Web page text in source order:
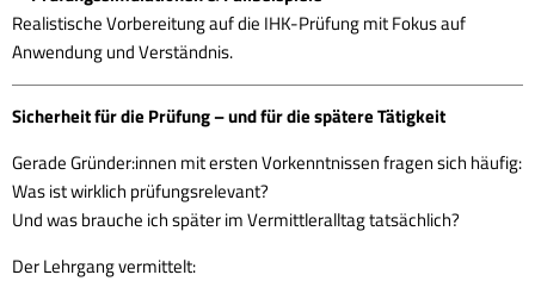
Realistische Vorbereitung auf die IHK-Prüfung mit Fokus auf
Anwendung und Verständnis.
Sicherheit für die Prüfung – und für die spätere Tätigkeit
Gerade Gründer:innen mit ersten Vorkenntnissen fragen sich häufig:
Was ist wirklich prüfungsrelevant?
Und was brauche ich später im Vermittleralltag tatsächlich?
Der Lehrgang vermittelt: